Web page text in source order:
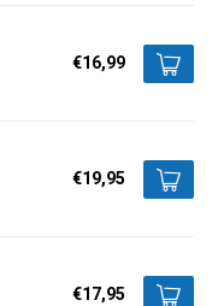
€16,99
€19,95
€17,95